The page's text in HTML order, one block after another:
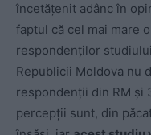
încetățenit adânc în
faptul că cel mai mare
respondenților
Republicii Moldova nu
respondenții din RM și
percepții sunt, din